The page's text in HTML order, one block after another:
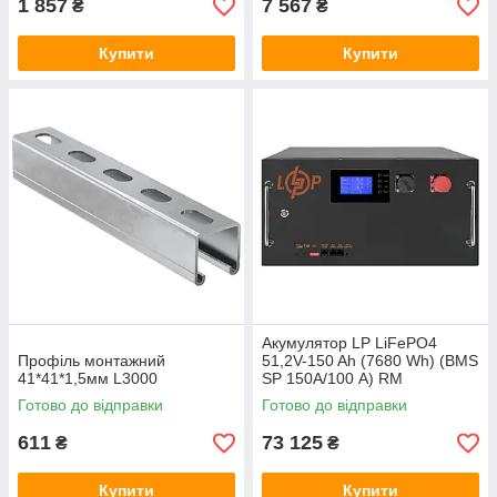
1 857 ₴
Купити
7 567 ₴
Купити
Профіль монтажний
41*41*1,5мм L3000
Готово до відправки
611 ₴
Купити
Акумулятор LP LiFePO4
51,2V-150 Ah (7680 Wh) (BMS
SP 150A/100 А) RM
RS485/CAN LCD BL
Готово до відправки
73 125 ₴
Купити